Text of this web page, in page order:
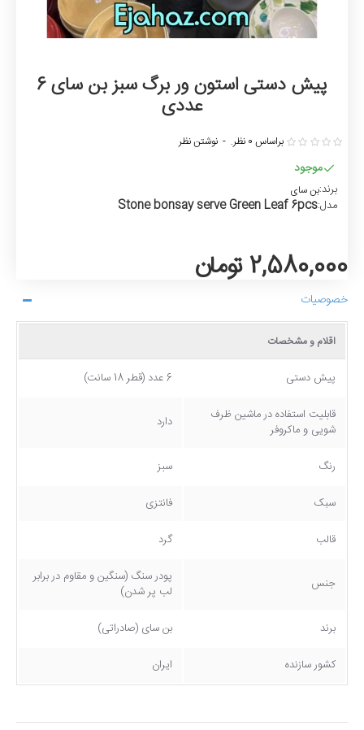
پیش دستی استون ور برگ سبز بن سای 6
عددی
موجود
برند:بن سای
مدل:Stone bonsay serve Green Leaf 6pcs
براساس 0 نظر. - نوشتن نظر
2,580,000 تومان
خصوصیات
اقلام و مشخصات
پیش دستی 6 عدد (قطر 18 سانت)
قابلیت استفاده در ماشین ظرف
شویی و ماکروفر
دارد
رنگ سبز
سبک فانتزی
قالب گرد
جنس
پودر سنگ (سنگین و مقاوم در برابر
لب پر شدن)
برند بن سای (صادراتی)
کشور سازنده ایران